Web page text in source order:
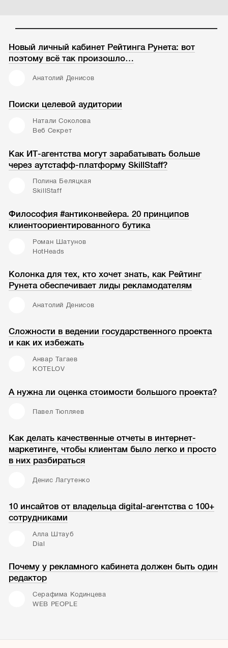
Новый личный кабинет Рейтинга Рунета: вот
поэтому всё так произошло…
Анатолий Денисов
Поиски целевой аудитории
Натали Соколова
Веб Секрет
Как ИТ-агентства могут зарабатывать больше
через аутстафф-платформу SkillStaff?
Полина Беляцкая
SkillStaff
Философия #антиконвейера. 20 принципов
клиентоориентированного бутика
Роман Шатунов
HotHeads
Колонка для тех, кто хочет знать, как Рейтинг
Рунета обеспечивает лиды рекламодателям
Анатолий Денисов
Сложности в ведении государственного проекта
и как их избежать
Анвар Тагаев
KOTELOV
А нужна ли оценка стоимости большого проекта?
Павел Тюпляев
Как делать качественные отчеты в интернет-
маркетинге, чтобы клиентам было легко и просто
в них разбираться
Денис Лагутенко
10 инсайтов от владельца digital-агентства с 100+
сотрудниками
Алла Штауб
Dial
Почему у рекламного кабинета должен быть один
редактор
Серафима Кодинцева
WEB PEOPLE